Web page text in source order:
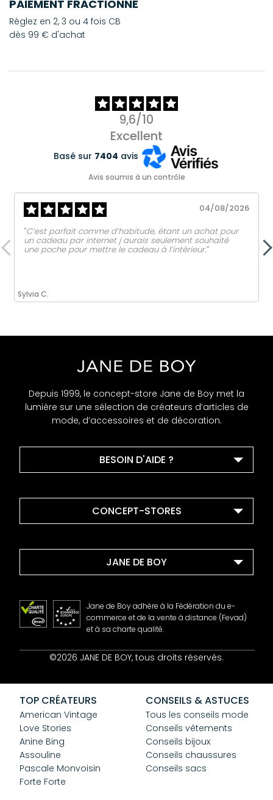
PAIEMENT FRACTIONNÉ
Réglez en 2, 3 ou 4 fois CB
dès 99 € d'achat
9,6/10
Excellent
Basé sur 7404 avis
Avis soumis à un contrôle
Sylvia C.
04/08/2026
‟C’est parfait comme d’habitude, étant un achat pour
un cadeau par internet j aurais seulement souhaité
une poche pour mettre le cadeau à l’intérieur.ˮ
Depuis 1999, le concept-store Jane de Boy met la
lumière sur une sélection de créateurs d’articles de
mode, d’accessoires et de décoration.
BESOIN D'AIDE ?
CONCEPT-STORES
JANE DE BOY
Contact
CGV
Confidentialité
Cookies
Jane de Boy adhère à la Fédération du e-
commerce et de la vente à distance (Fevad)
et à sa charte qualité.
©2026 JANE DE BOY, tous droits réservés.
TOP CRÉATEURS
American Vintage
Love Stories
Anine Bing
Assouline
Pascale Monvoisin
Forte Forte
CONSEILS & ASTUCES
Tous les conseils mode
Conseils vêtements
Conseils bijoux
Conseils chaussures
Conseils sacs